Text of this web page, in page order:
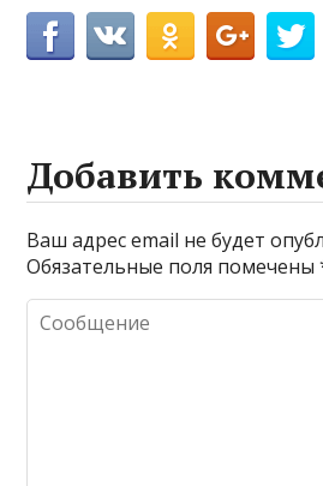
Добавить
Ваш адрес email не будет
Обязательные поля помечены